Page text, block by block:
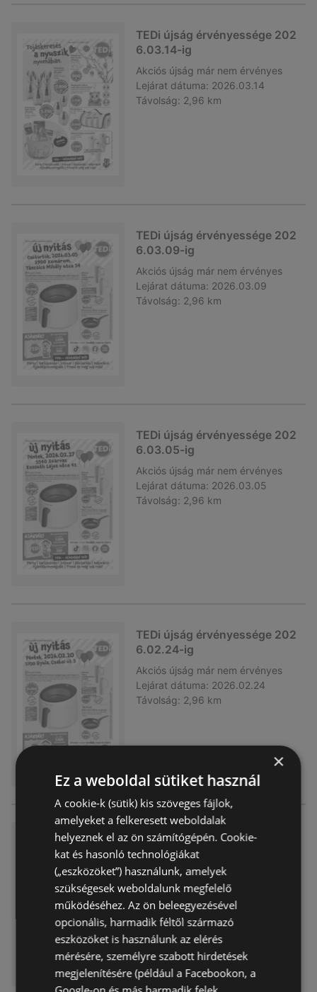
TEDi újság érvényessége 202
6.03.14-ig
Akciós újság már nem érvényes
Lejárat dátuma: 2026.03.14
Távolság: 2,96 km
TEDi újság érvényessége 202
6.03.09-ig
Akciós újság már nem érvényes
Lejárat dátuma: 2026.03.09
Távolság: 2,96 km
TEDi újság érvényessége 202
6.03.05-ig
Akciós újság már nem érvényes
Lejárat dátuma: 2026.03.05
Távolság: 2,96 km
TEDi újság érvényessége 202
6.02.24-ig
Akciós újság már nem érvényes
Lejárat dátuma: 2026.02.24
Távolság: 2,96 km
TEDi újság érvényessége 202
6.02.14-ig
Akciós újság már nem érvényes
Lejárat dátuma: 2026.02.14
Távolság:
2,96 km
×
Ez a weboldal sütiket használ
A cookie-k (sütik) kis szöveges fájlok,
amelyeket a felkeresett weboldalak
helyeznek el az ön számítógépén. Cookie-
kat és hasonló technológiákat
(„eszközöket”) használunk, amelyek
szükségesek weboldalunk megfelelő
működéséhez. Az ön beleegyezésével
opcionális, harmadik féltől származó
eszközöket is használunk az elérés
mérésére, személyre szabott hirdetések
megjelenítésére (például a Facebookon, a